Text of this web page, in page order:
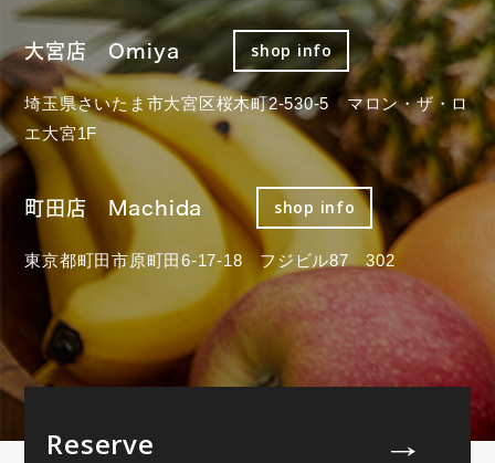
大宮店 Omiya shop info
埼玉県さいたま市大宮区桜木町2-530-5 マロン・ザ・ロ
エ大宮1F
町田店 Machida shop info
東京都町田市原町田6-17-18 フジビル87 302
Reserve